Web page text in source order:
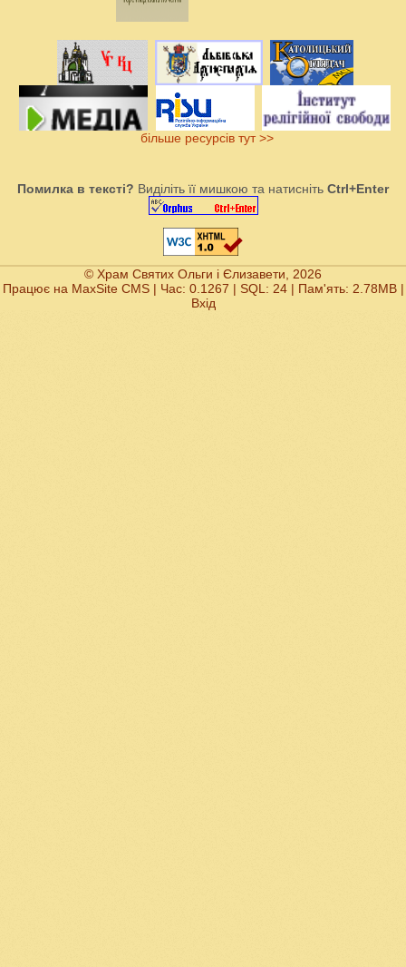
більше ресурсів тут >>
Помилка в тексті? Виділіть її мишкою та натисніть Ctrl+Enter
© Храм Святих Ольги і Єлизавети, 2026
Працює на MaxSite CMS| Час: 0.1267 | SQL: 24 | Пам'ять: 2.78MB|
Вхід